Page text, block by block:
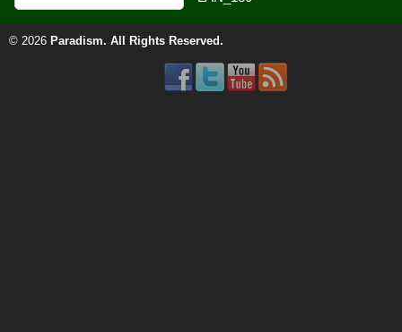
© 2026 Paradism. All Rights Reserved.